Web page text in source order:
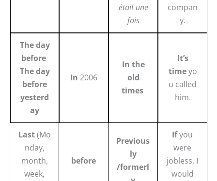
était une
fois
compan
y.
The day
before
The day
before
yesterd
ay
In 2006
In the
old
times
It’s
timeyo
u called
him.
Last(Mo
nday,
month,
week,
before
Previous
ly
/formerl
Ifyou
were
jobless, I
would